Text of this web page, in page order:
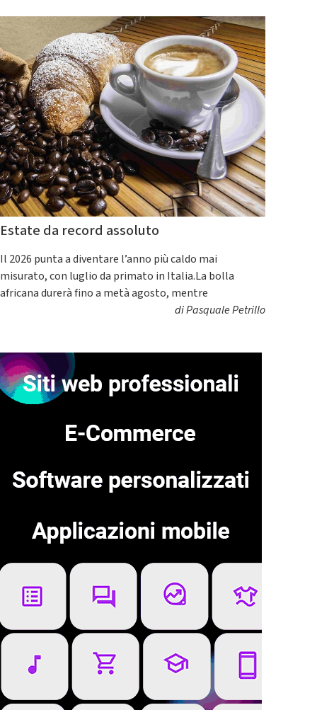
Estate da record assoluto
Il 2026 punta a diventare l’anno più caldo mai
misurato, con luglio da primato in Italia.La bolla
africana durerà fino a metà agosto, mentre
diPasquale Petrillo